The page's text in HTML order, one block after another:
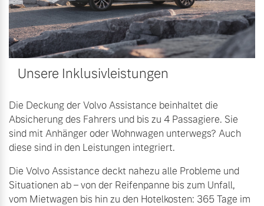
Volvo Selekt
Gebrauchtwagen
Die Neuwagenalternative
Mehr erfahren
Editionsmodelle
Jetzt kennenlernen
Frühjahrscheck
saisonalen Angebote.
Versicherung
Unsere Inklusivleistungen
Die Deckung der Volvo Assistance beinhaltet die
Absicherung des Fahrers und bis zu 4 Passagiere. Sie
sind mit Anhänger oder Wohnwagen unterwegs? Auch
diese sind in den Leistungen integriert.
Die Volvo Assistance deckt nahezu alle Probleme und
Situationen ab – von der Reifenpanne bis zum Unfall,
vom Mietwagen bis hin zu den Hotelkosten: 365 Tage im